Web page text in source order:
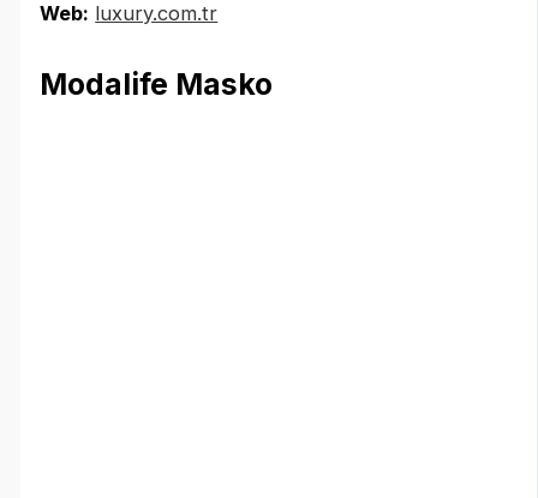
Web: luxury.com.tr
Modalife Masko